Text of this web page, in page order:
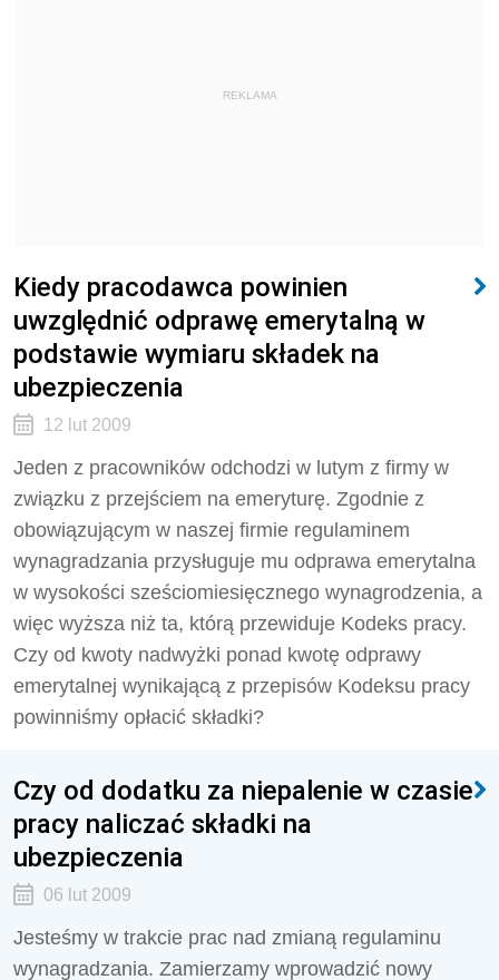
REKLAMA
Kiedy pracodawca powinien
uwzględnić odprawę emerytalną w
podstawie wymiaru składek na
ubezpieczenia
12 lut 2009
Jeden z pracowników odchodzi w lutym z firmy w
związku z przejściem na emeryturę. Zgodnie z
obowiązującym w naszej firmie regulaminem
wynagradzania przysługuje mu odprawa emerytalna
w wysokości sześciomiesięcznego wynagrodzenia, a
więc wyższa niż ta, którą przewiduje Kodeks pracy.
Czy od kwoty nadwyżki ponad kwotę odprawy
emerytalnej wynikającą z przepisów Kodeksu pracy
powinniśmy opłacić składki?
Czy od dodatku za niepalenie w czasie
pracy naliczać składki na
ubezpieczenia
06 lut 2009
Jesteśmy w trakcie prac nad zmianą regulaminu
wynagradzania. Zamierzamy wprowadzić nowy